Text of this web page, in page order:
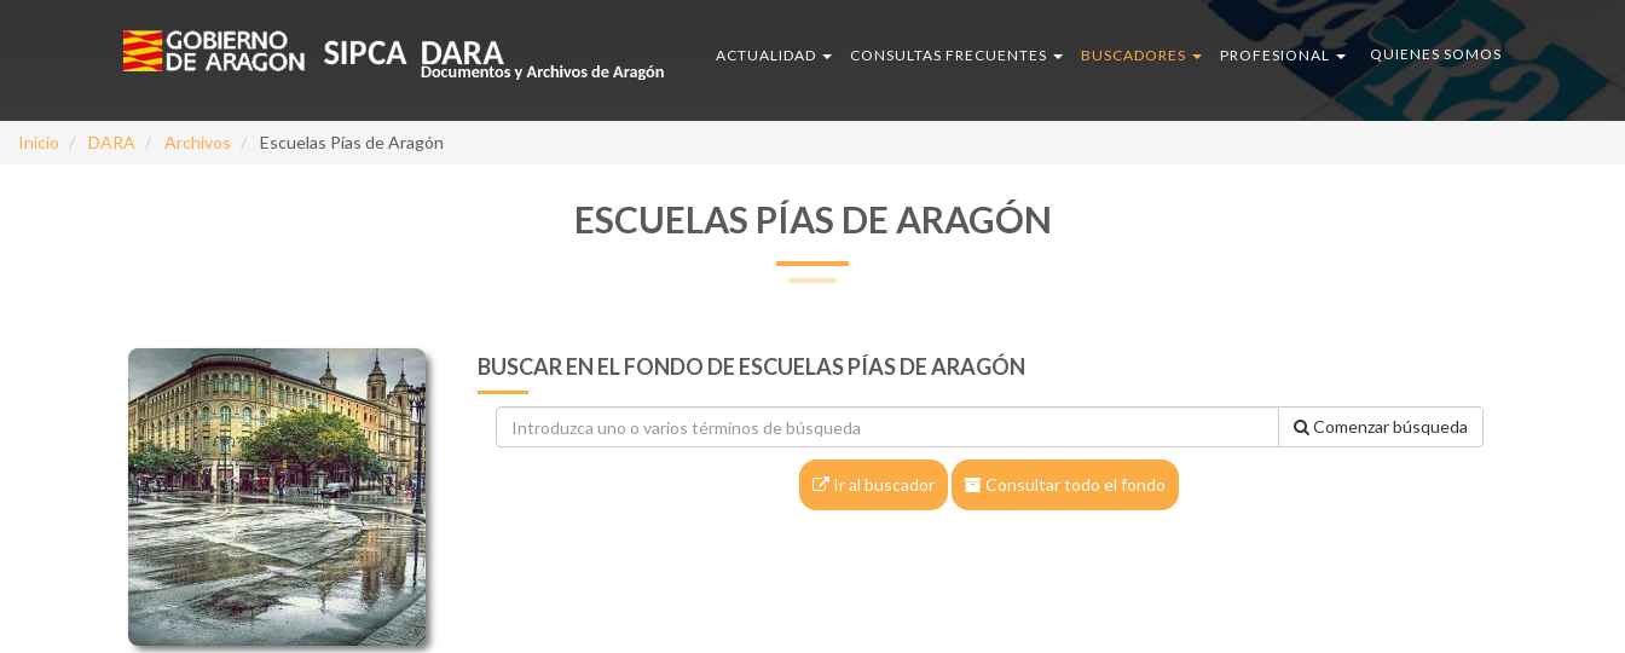
ACTUALIDAD CONSULTAS FRECUENTES BUSCADORES PROFESIONAL QUIENES SOMOS
Inicio DARA Archivos Escuelas Pías de Aragón
ESCUELAS PÍAS DE ARAGÓN
BUSCAR EN EL FONDO DE ESCUELAS PÍAS DE ARAGÓN
Comenzar búsqueda
Ir al buscador Consultar todo el fondo